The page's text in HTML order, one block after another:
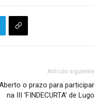
Artículo siguiente
o prazo para participar
na III ‘FINDECURTA’ de Lugo